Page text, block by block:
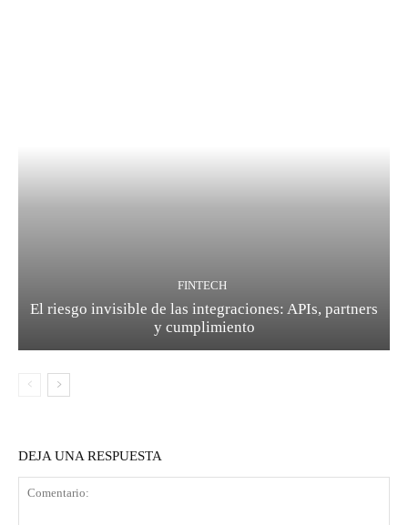
FINTECH
El riesgo invisible de las integraciones: APIs, partners
y cumplimiento
DEJA UNA RESPUESTA